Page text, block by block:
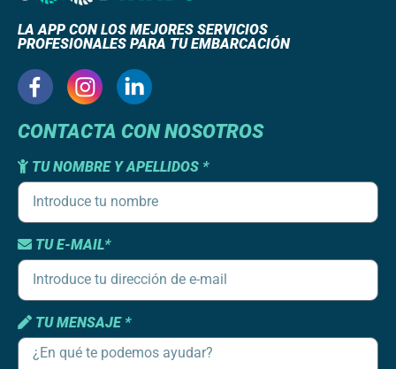
LA APP CON LOS MEJORES SERVICIOS
PROFESIONALES PARA TU EMBARCACIÓN
CONTACTA CON NOSOTROS
TU NOMBRE Y APELLIDOS *
TU E-MAIL*
TU MENSAJE *